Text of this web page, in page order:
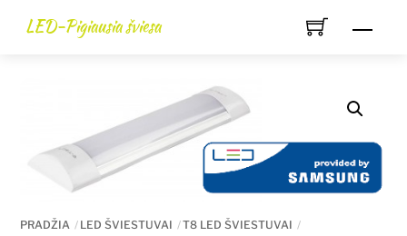
LED-Pigiausia šviesa
PRADŽIA LED ŠVIESTUVAI T8 LED ŠVIESTUVAI